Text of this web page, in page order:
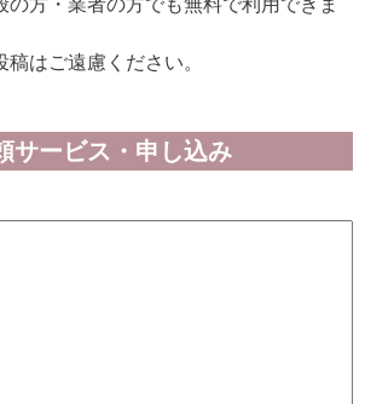
はご遠慮ください。
サービス・申し込み